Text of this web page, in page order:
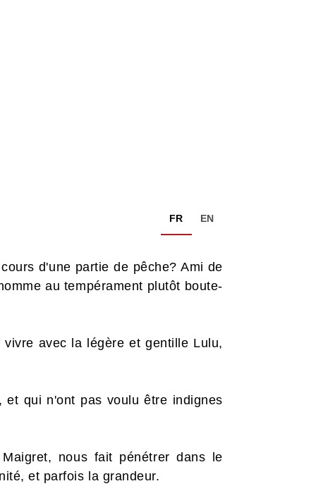
FR EN
d'une partie de pêche? Ami de
au tempérament plutôt boute-
avec la légère et gentille Lulu,
qui n'ont pas voulu être indignes
nous fait pénétrer dans le
et parfois la grandeur.